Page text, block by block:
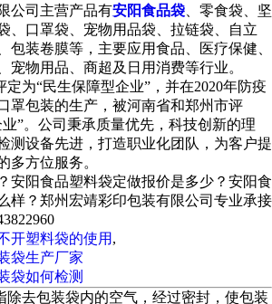
公司主营产品有安阳食品袋 、零食袋、坚
、口罩袋、宠物用品袋、拉链袋、自立
包装卷膜等，主要应用食品、医疗保健、
宠物用品、商超及日用消费等行业。
为“民生保障型企业”，并在2020年防疫
罩包装的生产，被河南省和郑州市评
”。公司秉承质量优先，科技创新的理
测设备先进，打造职业化团队，为客户提
多方位服务。
安阳食品塑料袋定做报价是多少？安阳食
样？郑州宏靖彩印包装有限公司专业承接
开塑料袋的使用 ,
袋生产厂家
袋如何检测
除去包装袋内的空气，经过密封，使包装